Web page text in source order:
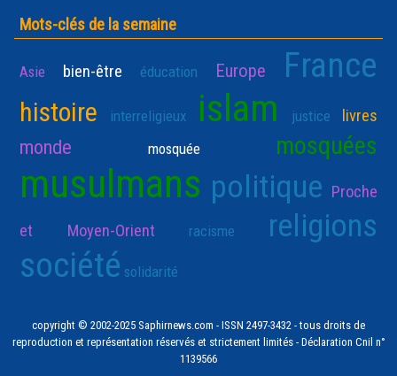
Mots-clés de la semaine
Asie bien-être éducation Europe France
histoire interreligieux islam justice livres
monde mosquée mosquées
musulmans politique Proche
et Moyen-Orient
racisme religions
société solidarité
copyright © 2002-2025 Saphirnews.com - ISSN 2497-3432 - tous droits de
reproduction et représentation réservés et strictement limités - Déclaration Cnil n°
1139566